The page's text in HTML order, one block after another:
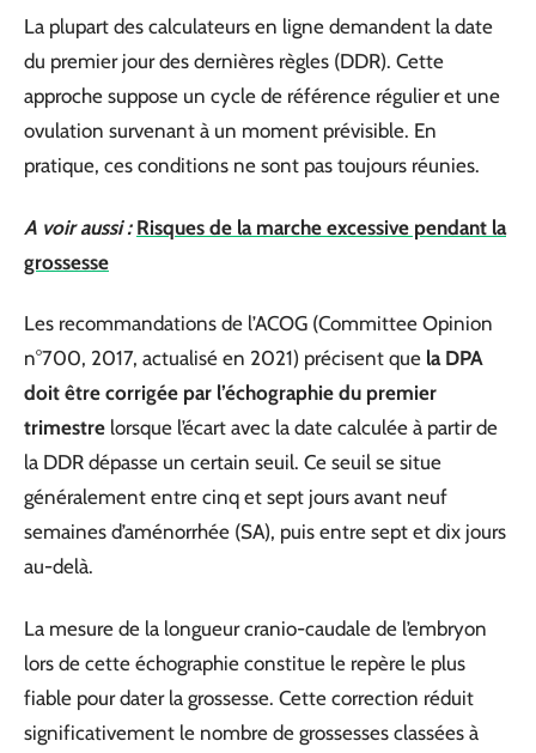
La plupart des calculateurs en ligne demandent la date
du premier jour des dernières règles (DDR). Cette
approche suppose un cycle de référence régulier et une
ovulation survenant à un moment prévisible. En
pratique, ces conditions ne sont pas toujours réunies.
A voir aussi : Risques de la marche excessive pendant la
grossesse
Les recommandations de l’ACOG (Committee Opinion
n°700, 2017, actualisé en 2021) précisent que la DPA
doit être corrigée par l’échographie du premier
trimestre lorsque l’écart avec la date calculée à partir de
la DDR dépasse un certain seuil. Ce seuil se situe
généralement entre cinq et sept jours avant neuf
semaines d’aménorrhée (SA), puis entre sept et dix jours
au-delà.
La mesure de la longueur cranio-caudale de l’embryon
lors de cette échographie constitue le repère le plus
fiable pour dater la grossesse. Cette correction réduit
significativement le nombre de grossesses classées à